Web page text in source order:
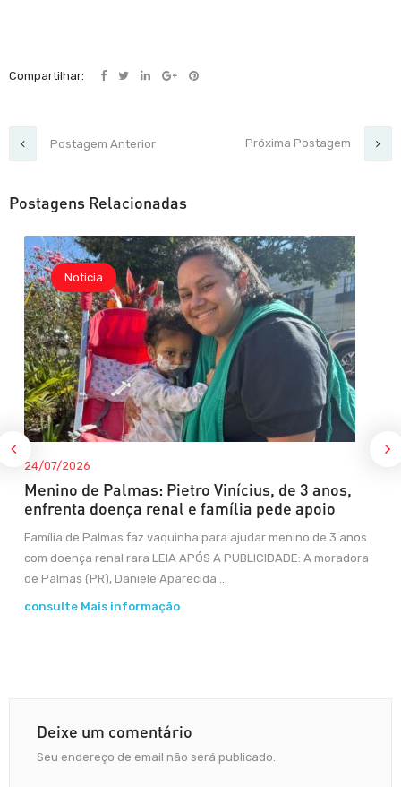
Compartilhar:
Postagem Anterior Próxima Postagem
Postagens Relacionadas
Noticia
24/07/2026
Menino de Palmas: Pietro Vinícius, de 3 anos,
enfrenta doença renal e família pede apoio
Família de Palmas faz vaquinha para ajudar menino de 3 anos
com doença renal rara LEIA APÓS A PUBLICIDADE: A moradora
de Palmas (PR), Daniele Aparecida ...
consulte Mais informação
Deixe um comentário
Seu endereço de email não será publicado.